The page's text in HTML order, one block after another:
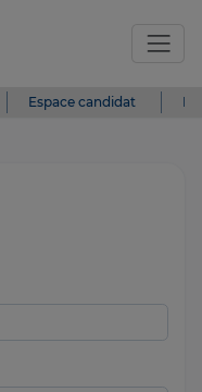
Espace candidat